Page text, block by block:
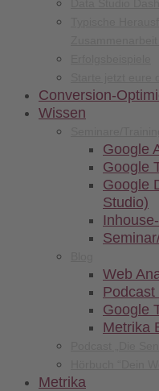
Conversion-
Wissen
Google
Google
Google
Studio)
Web
Podcast
Google
Metrika
Metrika